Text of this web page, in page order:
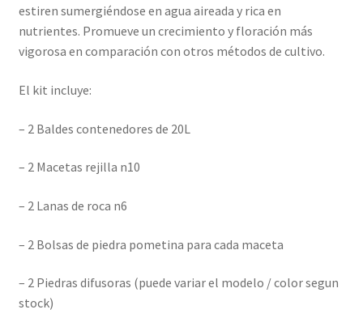
estiren sumergiéndose en agua aireada y rica en
nutrientes. Promueve un crecimiento y floración más
vigorosa en comparación con otros métodos de cultivo.
El kit incluye:
– 2 Baldes contenedores de 20L
– 2 Macetas rejilla n10
– 2 Lanas de roca n6
– 2 Bolsas de piedra pometina para cada maceta
– 2 Piedras difusoras (puede variar el modelo / color segun
stock)